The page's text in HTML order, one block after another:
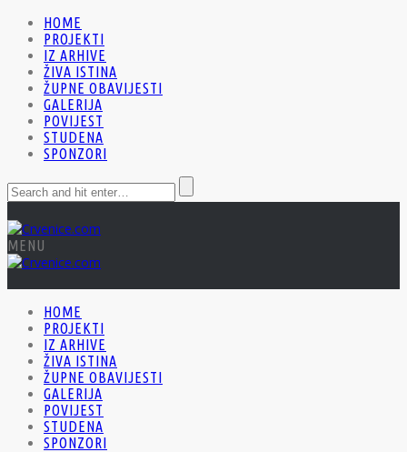
HOME
PROJEKTI
IZ ARHIVE
ŽIVA ISTINA
ŽUPNE OBAVIJESTI
GALERIJA
POVIJEST
STUDENA
SPONZORI
MENU
HOME
PROJEKTI
IZ ARHIVE
ŽIVA ISTINA
ŽUPNE OBAVIJESTI
GALERIJA
POVIJEST
STUDENA
SPONZORI